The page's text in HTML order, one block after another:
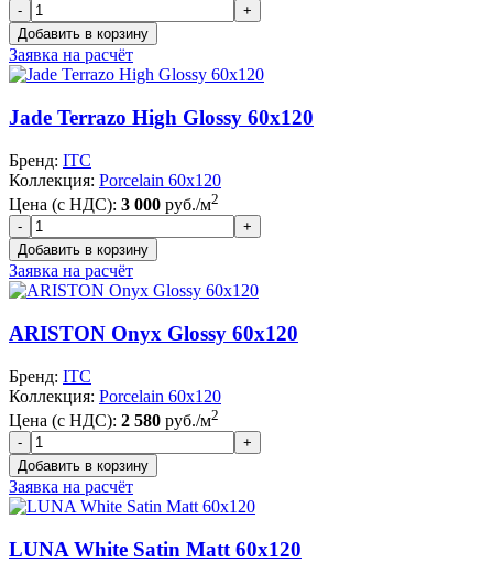
Заявка на расчёт
Jade Terrazo High Glossy 60x120
Бренд: ITC
Коллекция: Porcelain 60x120
Цена (с НДС): 3 000 руб./м2
Заявка на расчёт
ARISTON Onyx Glossy 60x120
Бренд: ITC
Коллекция: Porcelain 60x120
Цена (с НДС): 2 580 руб./м2
Заявка на расчёт
LUNA White Satin Matt 60x120